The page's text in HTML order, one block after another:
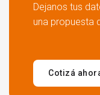
Dejanos tus
una propuesta
Cotizá